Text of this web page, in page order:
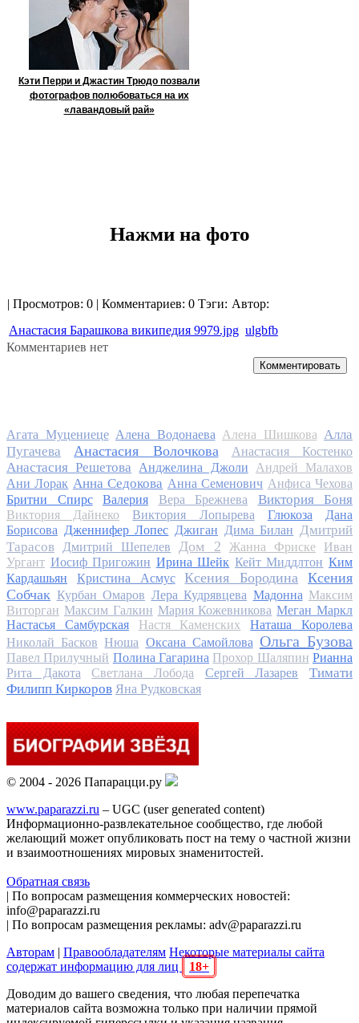
Кэти Перри и Джастин Трюдо позвали
фотографов полюбоваться на их
«лавандовый рай»
Нажми на фото
| Просмотров: 0 | Комментариев: 0 Тэги: Автор:
Анастасия Барашкова википедия 9979.jpg ulgbfb
Комментариев нет
Комментировать
Агата Муцениеце Алена Водонаева Алена Шишкова Алла
Пугачева
Анастасия Волочкова Анастасия Костенко
Анастасия Решетова Анджелина Джоли
Андрей Малахов
Ани Лорак Анна Седокова Анна Семенович Анфиса Чехова
Бритни Спирс
Валерия Вера Брежнева Виктория Боня
Виктория Дайнеко Виктория Лопырева Глюкоза
Дана
Борисова Дженнифер Лопес Джиган Дима Билан Дмитрий
Тарасов
Дмитрий Шепелев Дом 2 Жанна Фриске
Иван
Ургант Иосиф Пригожин Ирина Шейк Кейт Миддлтон Ким
Кардашьян
Кристина Асмус Ксения Бородина
Ксения
Собчак Курбан Омаров Лера Кудрявцева Мадонна Максим
Виторган Максим Галкин Мария Кожевникова Меган Маркл
Настасья Самбурская
Настя Каменских
Наташа Королева
Николай Басков Нюша Оксана Самойлова Ольга Бузова
Павел Прилучный Полина Гагарина Прохор Шаляпин Рианна
Рита Дакота
Светлана Лобода Сергей Лазарев
Тимати
Филипп Киркоров Яна Рудковская
© 2004 - 2026 Папарацци.ру
www.paparazzi.ru – UGC (user generated content)
Информационно-развлекательное сообщество, где любой
желающий может опубликовать пост на тему о частной жизни
и взаимоотношениях мировых знаменитостей.
Обратная связь
| По вопросам размещения коммерческих новостей:
info@paparazzi.ru
| По вопросам размещения рекламы: adv@paparazzi.ru
Авторам | Правообладателям Некоторые материалы сайта
содержат информацию для лиц
18+
Доводим до вашего сведения, что любая перепечатка
материалов сайта возможна только при наличии прямой